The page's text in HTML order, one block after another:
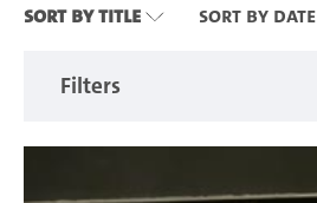
Sort By Title Sort By Date
Filters